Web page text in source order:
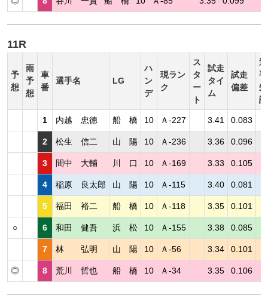
11R
予
想
雨
予
想
車
番
選手名 LG
ハ
ン
デ
現ラン
ク
ス
タ
ー
ト
試走
タイ
ム
試走
偏差
選
手
短
評
1 内越 忠徳 船 橋 10 Ａ-227 3.41 0.083
2 松生 信二 山 陽 10 Ａ-236 3.36 0.096
3 間中 大輔 川 口 10 Ａ-169 3.33 0.105
4 稲原 良太郎 山 陽 10 Ａ-115 3.40 0.081
5 福田 裕二 船 橋 10 Ａ-118 3.35 0.101
○ 6 和田 健吾 浜 松 10 Ａ-155 3.38 0.085
7 林 弘明 山 陽 10 Ａ-56 3.34 0.101
◎ 8 荒川 哲也 船 橋 10 Ａ-34 3.35 0.106